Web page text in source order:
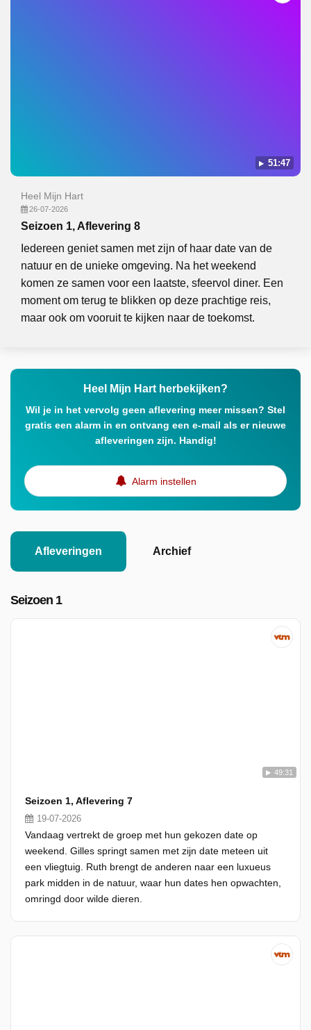
51:47
Heel Mijn Hart
26-07-2026
Seizoen 1, Aflevering 8
Iedereen geniet samen met zijn of haar date van de
natuur en de unieke omgeving. Na het weekend
komen ze samen voor een laatste, sfeervol diner. Een
moment om terug te blikken op deze prachtige reis,
maar ook om vooruit te kijken naar de toekomst.
Heel Mijn Hart herbekijken?
Wil je in het vervolg geen aflevering meer missen? Stel
gratis een alarm in en ontvang een e-mail als er nieuwe
afleveringen zijn. Handig!
Alarm instellen
Afleveringen Archief
Seizoen 1
49:31
Seizoen 1, Aflevering 7
19-07-2026
Vandaag vertrekt de groep met hun gekozen date op
weekend. Gilles springt samen met zijn date meteen uit
een vliegtuig. Ruth brengt de anderen naar een luxueus
park midden in de natuur, waar hun dates hen opwachten,
omringd door wilde dieren.